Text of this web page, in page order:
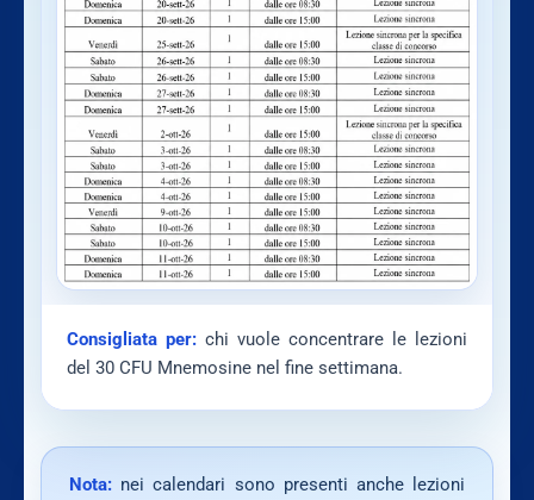
Consigliata per: chi vuole concentrare le lezioni
del 30 CFU Mnemosine nel fine settimana.
Nota: nei calendari sono presenti anche lezioni